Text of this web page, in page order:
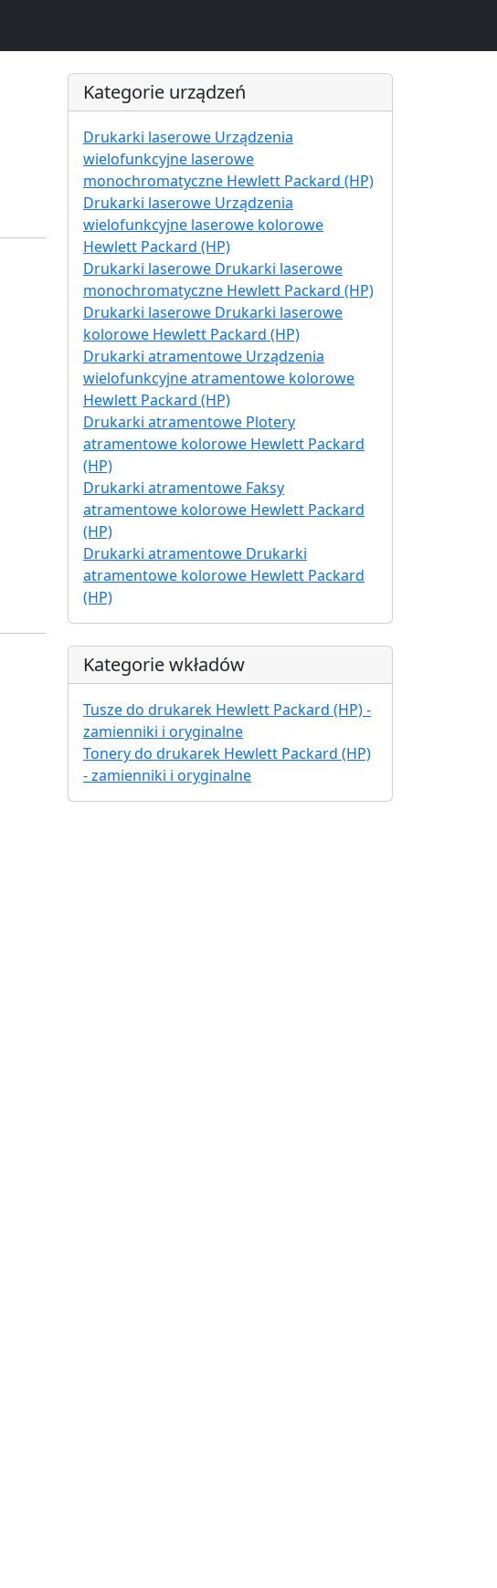
Kategorie urządzeń
Drukarki laserowe Urządzenia
wielofunkcyjne laserowe
monochromatyczne Hewlett Packard (HP)
Drukarki laserowe Urządzenia
wielofunkcyjne laserowe kolorowe
Hewlett Packard (HP)
Drukarki laserowe Drukarki laserowe
monochromatyczne Hewlett Packard (HP)
Drukarki laserowe Drukarki laserowe
kolorowe Hewlett Packard (HP)
Drukarki atramentowe Urządzenia
wielofunkcyjne atramentowe kolorowe
Hewlett Packard (HP)
Drukarki atramentowe Plotery
atramentowe kolorowe Hewlett Packard
(HP)
Drukarki atramentowe Faksy
atramentowe kolorowe Hewlett Packard
(HP)
Drukarki atramentowe Drukarki
atramentowe kolorowe Hewlett Packard
(HP)
Kategorie wkładów
Tusze do drukarek Hewlett Packard (HP) -
zamienniki i oryginalne
Tonery do drukarek Hewlett Packard (HP)
- zamienniki i oryginalne